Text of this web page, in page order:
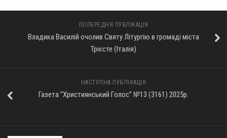
ПОПЕРЕДНЯ ПУБЛІКАЦІЯ
Владика Василій очолив Святу Літургію в громаді міста
Трієсте (Італія)
НАСТУПНА ПУБЛІКАЦІЯ
Газета “Християнський Голос” №13 (3161) 2025р.